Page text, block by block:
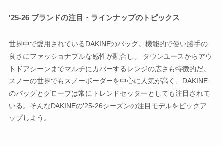
'25-26 ブランドの注目・ラインナップのトピックス
世界中で愛用されているDAKINEのバッグ。機能的で使い勝手の
良さにファッショナブルな感性が融合し、 タウンユースからアウ
トドアシーンまでマルチにカバーするレンジの広さも特徴的だ。
スノーの世界でもスノーボーダーを中心に人気が高く、DAKINE
のバッグとグローブは常にトレンドセッターとしても注目されて
いる。そんなDAKINEの’25-26シーズンの注目モデルをピックア
ップしよう。